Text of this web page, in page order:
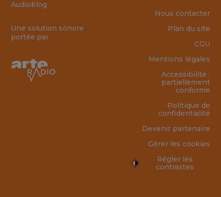
Audioblog
Une solution sonore
portée par
Nous contacter
Plan du site
CGU
Mentions légales
Accessibilité :
partiellement
conforme
Politique de
confidentialité
Devenir partenaire
Gérer les cookies
Régler les
contrastes